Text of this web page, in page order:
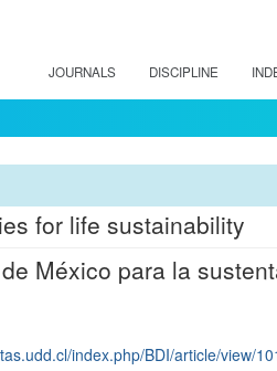
JOURNALS DISCIPLINE
for life sustainability
México para la
index.php/BDI/article/view/